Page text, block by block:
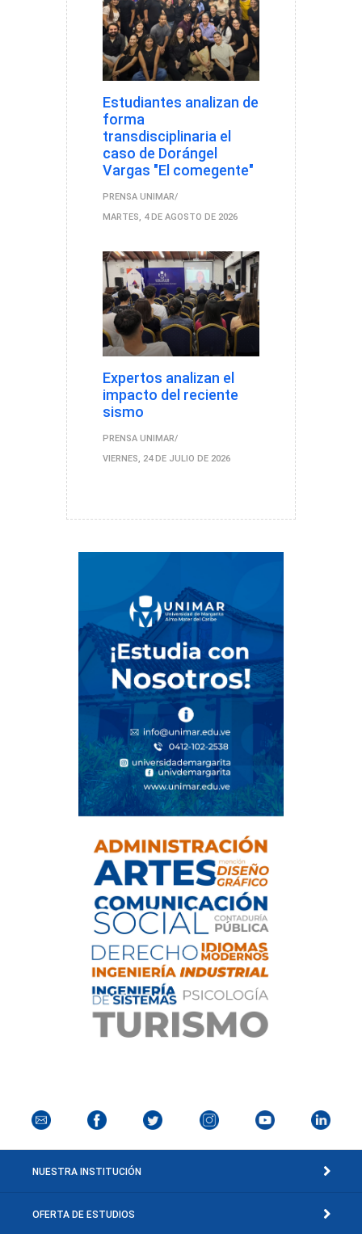
Estudiantes analizan de
forma
transdisciplinaria el
caso de Dorángel
Vargas "El comegente"
PRENSA UNIMAR
MARTES, 4 DE AGOSTO DE 2026
Expertos analizan el
impacto del reciente
sismo
PRENSA UNIMAR
VIERNES, 24 DE JULIO DE 2026
NUESTRA INSTITUCIÓN
OFERTA DE ESTUDIOS